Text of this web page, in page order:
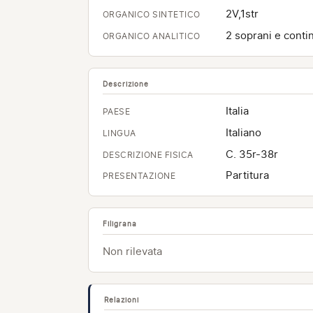
ORGANICO SINTETICO 2V,1str
ORGANICO ANALITICO 2 soprani e
Descrizione
PAESE Italia
LINGUA Italiano
DESCRIZIONE FISICA C. 35r-38r
PRESENTAZIONE Partitura
Filigrana
Non rilevata
Relazioni